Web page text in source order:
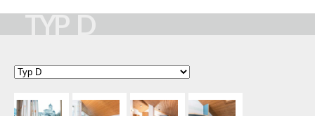
TYP D